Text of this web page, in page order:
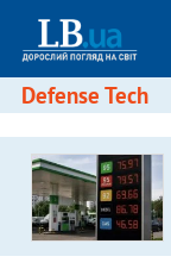
Defense Tech